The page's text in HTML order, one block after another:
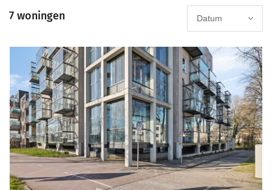
Reviews
Contact
Verkoop starten
Informatiegesprek
7 woningen Datum